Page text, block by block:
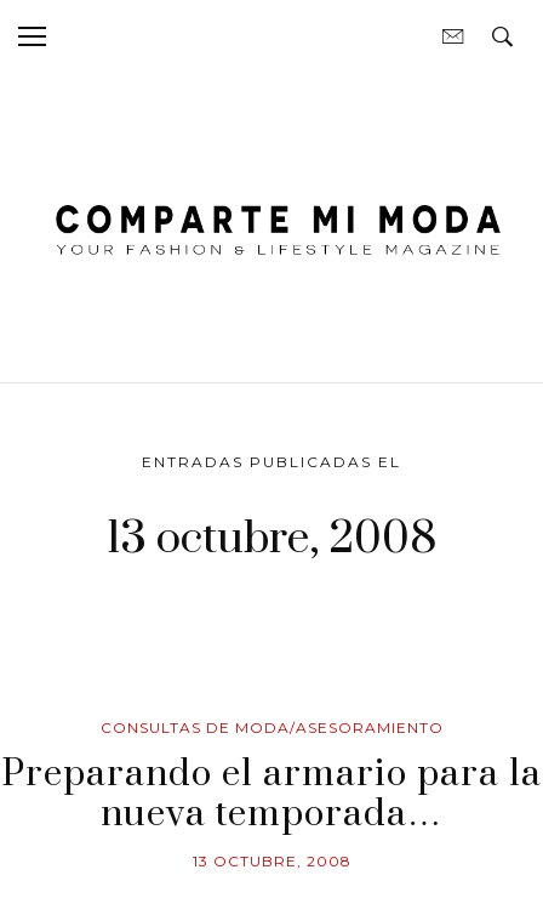
ENTRADAS PUBLICADAS EL
13 octubre, 2008
CONSULTAS DE MODA/ASESORAMIENTO
Preparando el armario para la
nueva temporada…
13 OCTUBRE, 2008